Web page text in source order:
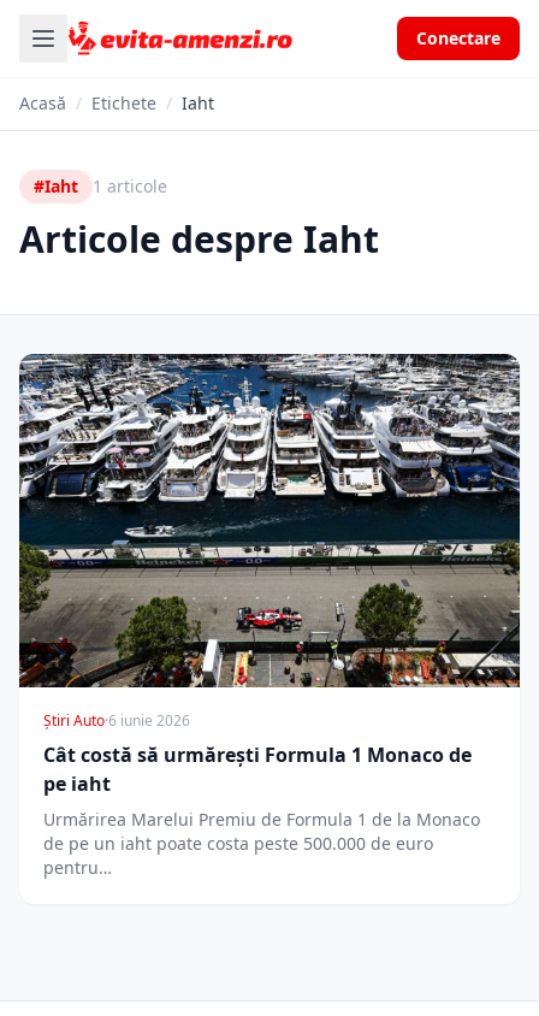
Conectare
Acasă / Etichete / Iaht
#Iaht 1 articole
Articole despre Iaht
Știri Auto·6 iunie 2026
Cât costă să urmărești Formula 1 Monaco de
pe iaht
Urmărirea Marelui Premiu de Formula 1 de la Monaco
de pe un iaht poate costa peste 500.000 de euro
pentru…